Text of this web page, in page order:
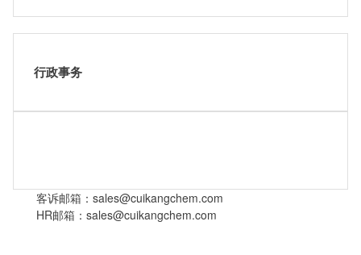
行政事务
客诉邮箱：sales@cuikangchem.com
HR邮箱：sales@cuikangchem.com